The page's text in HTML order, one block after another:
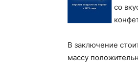
со
В заключение
массу